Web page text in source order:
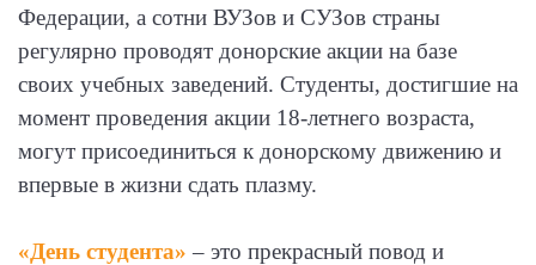
Федерации, а сотни ВУЗов и СУЗов страны
регулярно проводят донорские акции на базе
своих учебных заведений. Студенты, достигшие на
момент проведения акции 18-летнего возраста,
могут присоединиться к донорскому движению и
впервые в жизни сдать плазму.
«День студента» – это прекрасный повод и